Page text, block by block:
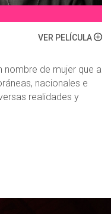
VER PELÍCULA
de mujer que a
nacionales e
realidades y